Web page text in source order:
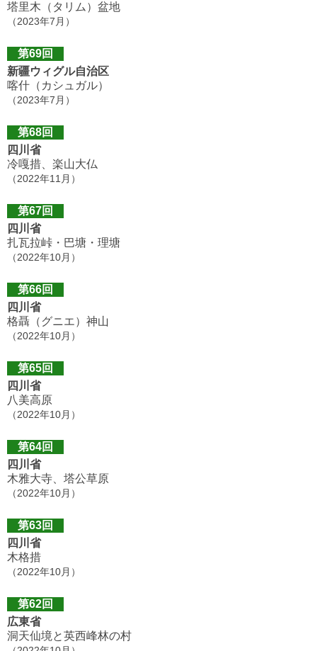
塔里木（タリム）盆地
（2023年7月）
第69回
新疆ウィグル自治区
喀什（カシュガル）
（2023年7月）
第68回
四川省
冷嘎措、楽山大仏
（2022年11月）
第67回
四川省
扎瓦拉峠・巴塘・理塘
（2022年10月）
第66回
四川省
格聶（グニエ）神山
（2022年10月）
第65回
四川省
八美高原
（2022年10月）
第64回
四川省
木雅大寺、塔公草原
（2022年10月）
第63回
四川省
木格措
（2022年10月）
第62回
広東省
洞天仙境と英西峰林の村